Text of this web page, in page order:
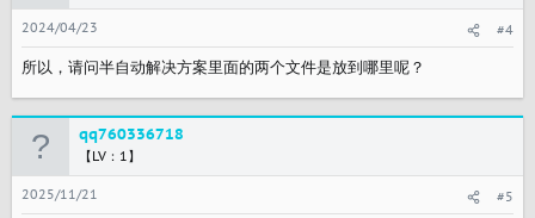
2024/04/23 #4
所以，请问半自动解决方案里面的两个文件是放到哪里呢？
qq760336718
【LV：1】
2025/11/21 #5